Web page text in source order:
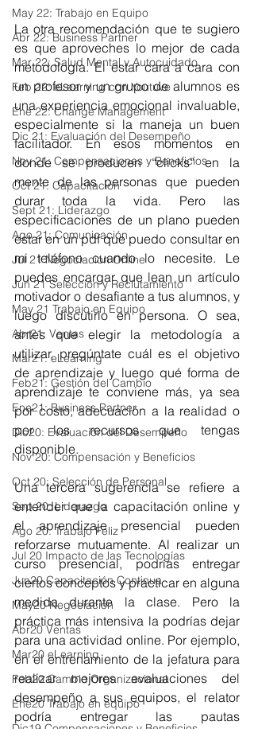
May 22: Trabajo en Equipo
Abr 22: Business Partner
Mar 22: Salud Mental y Autocuidado
Feb 22: eLearning con Youtuve
Ene 22: Change Management
Dic 21: Evaluación del Desempeño
Nov 21: Compensaciones y Beneficios
Oct 21: Capacitación
Sept 21: Liderazgo
Ago 21: Comunicación
Jul 21 Negociación Online
Jun 21 Selección y Reclutamiento
May 21 Trabajo en Equipo
Abr21: Ventas
Mar21: eLearning
Feb21: Gestión del Cambio
Ene21: Business Partner
Dic20: Evaluación del Desempeño
Nov 20: Compensación y Beneficios
Oct 20: Selección de Personal
Sep 20: Liderazgo
Ago 20: Trabajo Feliz
Jul 20 Impacto de las Tecnologías
Jun20 Capacitación Continua
May20 Negociación
Abr20 Ventas
Mar20 eLearning
Feb20 Cambio Organizacional
Ene20 Trabajo en equipo
La otra recomendación que te sugiero
es que aproveches lo mejor de cada
metodología. El estar cara a cara con
un profesor y un grupo de alumnos es
una experiencia emocional invaluable,
especialmente si la maneja un buen
facilitador. En esos momentos en
donde se producen “clicks” en la
mente de las personas que pueden
durar toda la vida. Pero las
especificaciones de un plano pueden
estar en un pdf que puedo consultar en
mi teléfono cuando lo necesite. Le
puedes encargar que lean un artículo
motivador o desafiante a tus alumnos, y
luego discutirlo en persona. O sea,
antes que elegir la metodología a
utilizar, pregúntate cuál es el objetivo
de aprendizaje y luego qué forma de
aprendizaje te conviene más, ya sea
por costo, adecuación a la realidad o
por los recursos que tengas
disponible.
Una tercera sugerencia se refiere a
entender que la capacitación online y
el aprendizaje presencial pueden
reforzarse mutuamente. Al realizar un
curso presencial, podrías entregar
ciertos conceptos y practicar en alguna
medida durante la clase. Pero la
práctica más intensiva la podrías dejar
para una actividad online. Por ejemplo,
en el entrenamiento de la jefatura para
realizar mejores evaluaciones del
desempeño a sus equipos, el relator
podría entregar las pautas